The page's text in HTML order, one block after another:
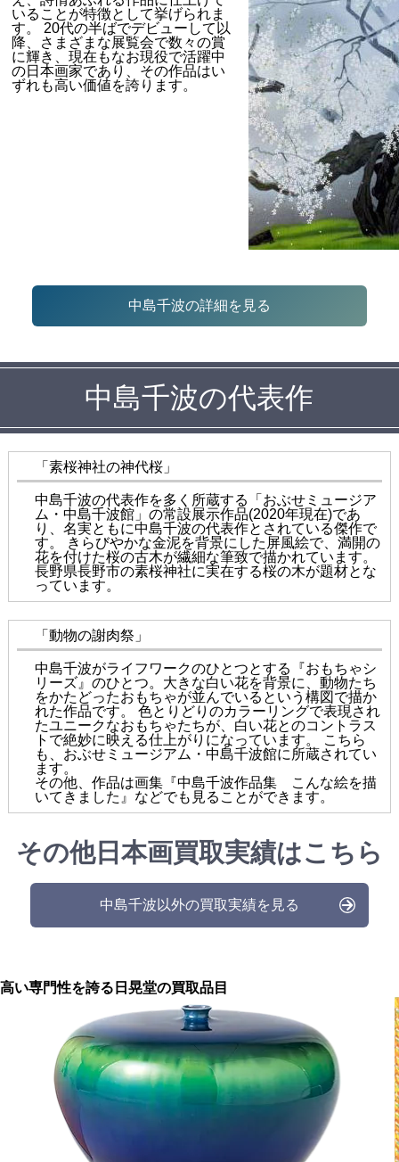
いることが特徴として挙げられま
す。 20代の半ばでデビューして以
降、さまざまな展覧会で数々の賞
に輝き、現在もなお現役で活躍中
の日本画家であり、その作品はい
ずれも高い価値を誇ります。
中島千波の詳細を見る
中島千波の代表作
「素桜神社の神代桜」
中島千波の代表作を多く所蔵する「おぶせミュージア
ム・中島千波館」の常設展示作品(2020年現在)であ
り、名実ともに中島千波の代表作とされている傑作で
す。 きらびやかな金泥を背景にした屏風絵で、満開の
花を付けた桜の古木が繊細な筆致で描かれています。
長野県長野市の素桜神社に実在する桜の木が題材とな
っています。
「動物の謝肉祭」
中島千波がライフワークのひとつとする『おもちゃシ
リーズ』のひとつ。大きな白い花を背景に、動物たち
をかたどったおもちゃが並んでいるという構図で描か
れた作品です。 色とりどりのカラーリングで表現され
たユニークなおもちゃたちが、白い花とのコントラス
トで絶妙に映える仕上がりになっています。 こちら
も、おぶせミュージアム・中島千波館に所蔵されてい
ます。
その他、作品は画集『中島千波作品集 こんな絵を描
いてきました』などでも見ることができます。
その他日本画買取実績はこちら
中島千波以外の買取実績を見る
高い専門性を誇る 日晃堂の買取品目